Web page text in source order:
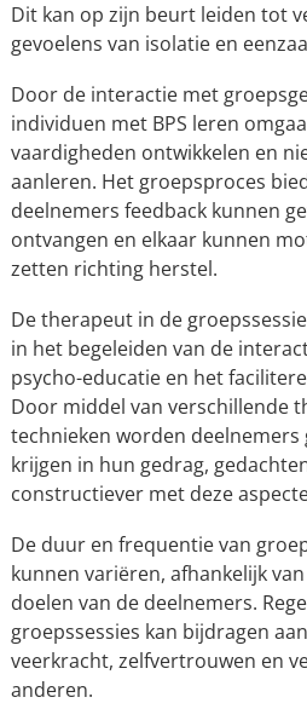
Dit kan op zijn beurt leiden tot
gevoelens van isolatie en
Door de interactie met
individuen met BPS leren
vaardigheden ontwikkelen en
aanleren. Het groepsproces
deelnemers feedback kunnen
ontvangen en elkaar kunnen
zetten richting herstel.
De therapeut in de
in het begeleiden van de
psycho-educatie en het
Door middel van verschillende
technieken worden
krijgen in hun gedrag,
constructiever met deze
De duur en frequentie van
kunnen variëren, afhankelijk
doelen van de deelnemers.
groepssessies kan bijdragen
veerkracht, zelfvertrouwen en
anderen.